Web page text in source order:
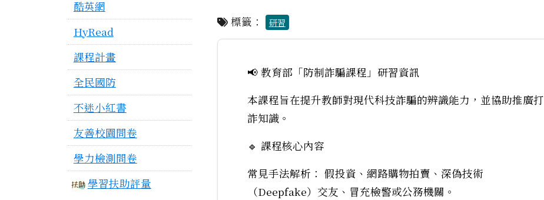
酷英網
HyRead
課程計畫
全民國防
不迷小紅書
友善校園問卷
學力檢測問卷
學習扶助評量
標籤： 研習
📢 教育部「防制詐騙課程」研習資訊
本課程旨在提升教師對現代科技詐騙的辨識能力，並協助推廣打
詐知識。
🔹 課程核心內容
常見手法解析： 假投資、網路購物拍賣、深偽技術
（Deepfake）交友、冒充檢警或公務機關。